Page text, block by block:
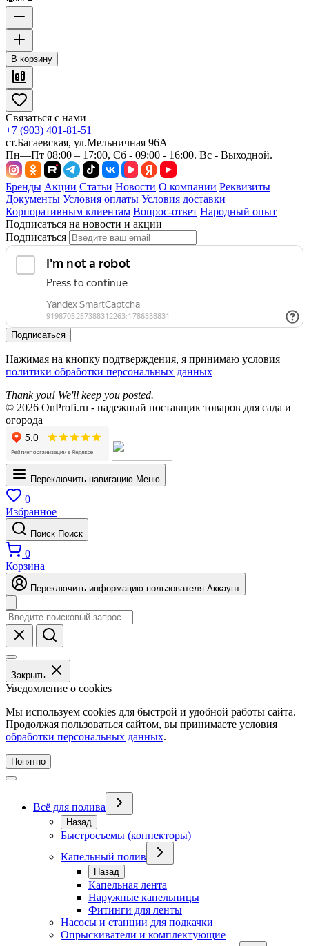
В корзину
Связаться с нами
+7 (903) 401-81-51
ст.Багаевская, ул.Мельничная 96А
Пн—Пт 08:00 – 17:00, Сб - 09:00 - 16:00. Вс - Выходной.
Бренды Акции Статьи Новости О компании Реквизиты
Документы Условия оплаты Условия доставки
Корпоративным клиентам Вопрос-ответ Народный опыт
Подписаться на новости и акции
Подписаться
Подписаться
Нажимая на кнопку подтверждения, я принимаю условия
политики обработки персональных данных
Thank you! We'll keep you posted.
© 2026 OnProfi.ru - надежный поставщик товаров для сада и
огорода
Переключить навигацию Меню
0
Избранное
Поиск Поиск
0
Корзина
Переключить информацию пользователя Аккаунт
Закрыть
Уведомление о cookies
Мы используем cookies для быстрой и удобной работы сайта.
Продолжая пользоваться сайтом, вы принимаете условия
обработки персональных данных.
Понятно
Всё для полива
Назад
Быстросъемы (коннекторы)
Капельный полив
Назад
Капельная лента
Наружные капельницы
Фитинги для ленты
Насосы и станции для подкачки
Опрыскиватели и комплектующие